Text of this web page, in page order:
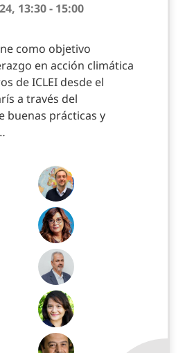
13:30 - 15:00
como objetivo
en acción climática
de ICLEI desde el
a través del
buenas prácticas y